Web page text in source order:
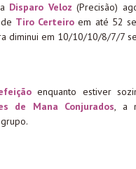
Disparo Veloz (Precisão)
Tiro Certeiro em até 52
diminui em 10/10/10/8/7/7
enquanto estiver
de Mana Conjurados, a